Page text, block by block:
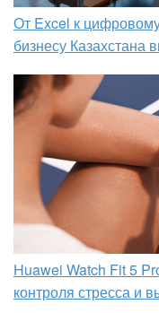
От Excel к
бизнесу Казахстана
Huawei Watch Fit 5
контроля стресса и